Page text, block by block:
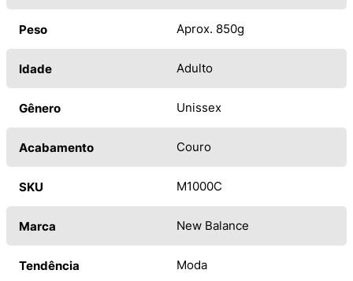
Peso Aprox. 850g
Idade Adulto
Gênero Unissex
Acabamento Couro
SKU M1000C
Marca New Balance
Tendência Moda